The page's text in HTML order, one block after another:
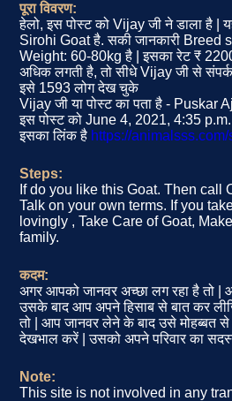
पूरा विवरण:
हेलो, इस पोस्ट को Vijay जी ने डाला है |
Sirohi Goat है. सकी जानकारी Breed
Weight: 60-80kg है | इसका रेट ₹
अधिक लगती है, तो सीधे Vijay जी से
इसे 1593 लोग देख चुके
Vijay जी या पोस्ट का पता है - Puskar
इस पोस्ट को June 4, 2021, 4:35 p.m.
इसका लिंक है https://
Steps:
If do you like this Goat. Then call
Talk on your own terms. If you
lovingly , Take Care of Goat,
family.
कदम:
अगर आपको जानवर अच्छा लग रहा है तो |
उसके बाद आप अपने हिसाब से बात कर
तो | आप जानवर लेने के बाद उसे मोहब्बत
देखभाल करें | उसको अपने परिवार का सदस्य
Note:
This site is not involved in any